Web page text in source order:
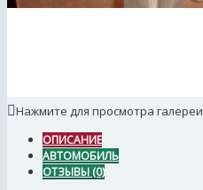
Нажмите для просмотра галереи
ОПИСАНИЕ
АВТОМОБИЛЬ
ОТЗЫВЫ (0)